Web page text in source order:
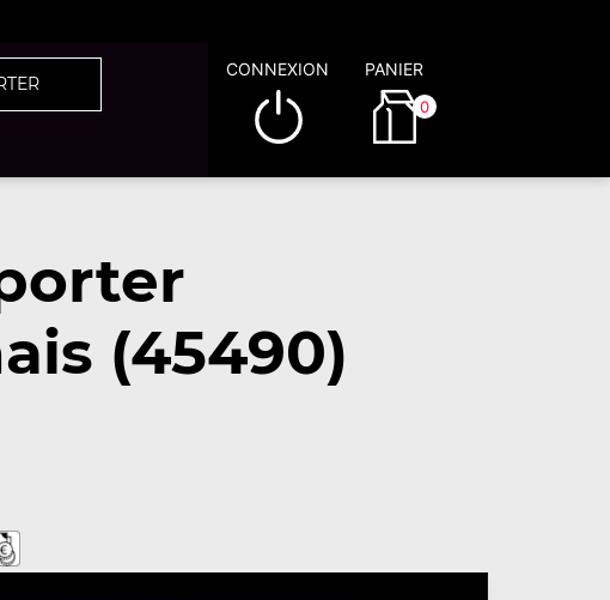
CONNEXION PANIER
0
(45490)